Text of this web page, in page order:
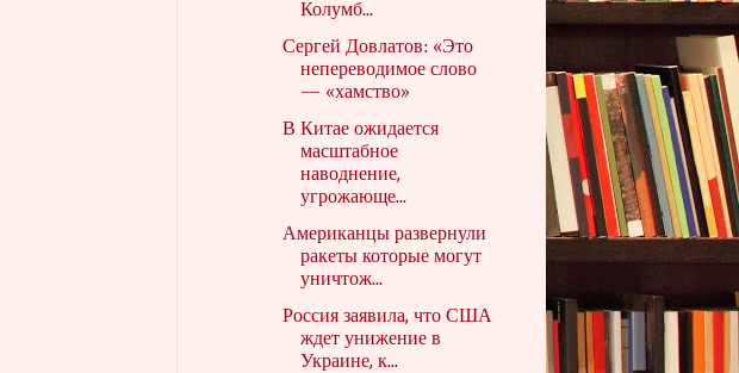
Колумб...
Сергей Довлатов: «Это
непереводимое слово
— «хамство»
В Китае ожидается
масштабное
наводнение,
угрожающе...
Американцы развернули
ракеты которые могут
уничтож...
Россия заявила, что США
ждет унижение в
Украине, к...